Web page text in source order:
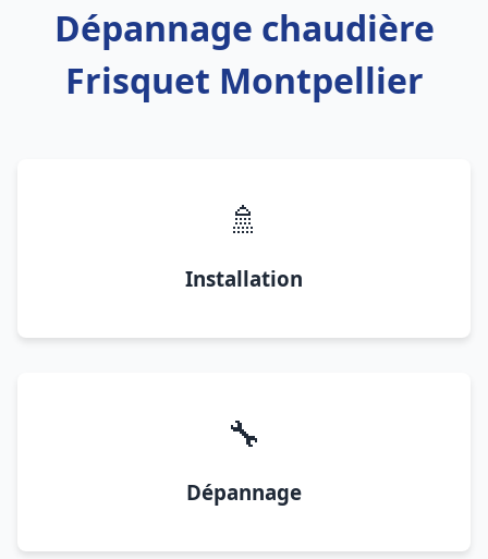
Dépannage chaudière
Frisquet Montpellier
🚿
Installation
🔧
Dépannage